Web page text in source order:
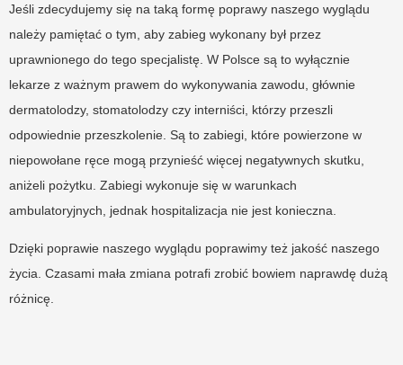
Jeśli zdecydujemy się na taką formę poprawy naszego wyglądu
należy pamiętać o tym, aby zabieg wykonany był przez
uprawnionego do tego specjalistę. W Polsce są to wyłącznie
lekarze z ważnym prawem do wykonywania zawodu, głównie
dermatolodzy, stomatolodzy czy interniści, którzy przeszli
odpowiednie przeszkolenie. Są to zabiegi, które powierzone w
niepowołane ręce mogą przynieść więcej negatywnych skutku,
aniżeli pożytku. Zabiegi wykonuje się w warunkach
ambulatoryjnych, jednak hospitalizacja nie jest konieczna.
Dzięki poprawie naszego wyglądu poprawimy też jakość naszego
życia. Czasami mała zmiana potrafi zrobić bowiem naprawdę dużą
różnicę.